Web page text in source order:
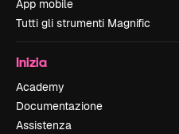
App mobile
Tutti gli strumenti Magnific
Inizia
Academy
Documentazione
Assistenza